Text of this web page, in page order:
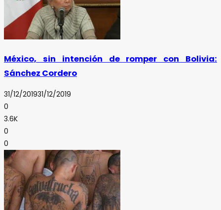
México, sin intención de romper con Bolivia:
Sánchez Cordero
31/12/201931/12/2019
0
3.6K
0
0